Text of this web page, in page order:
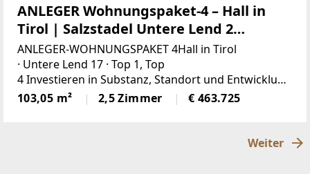
ANLEGER Wohnungspaket-4 – Hall in
Tirol | Salzstadel Untere Lend 2
Wohneinheiten | ca. 103m² Nutzfläche
ANLEGER-WOHNUNGSPAKET 4Hall in Tirol
· Untere Lend 17 · Top 1, Top
4 Investieren in Substanz, Standort und Entwicklung
sspielraum.Das angebotene Wohnungseigentumsp
aket 1 umfasst
103,05 m² 2,5 Zimmer € 463.725
Weiter